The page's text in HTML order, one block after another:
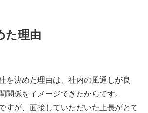
た理由
を決めた理由は、社内の風通しが良
関係をイメージできたからです。
すが、面接していただいた上長がとて